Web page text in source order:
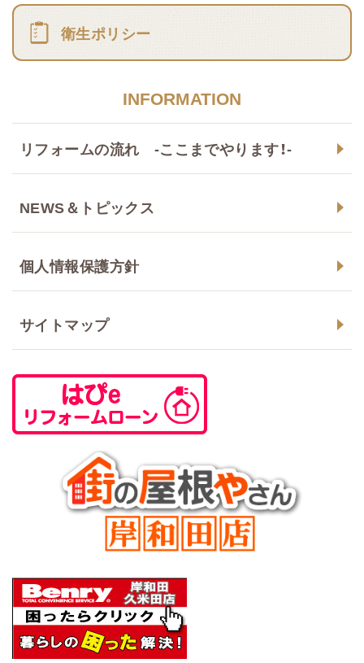
衛生ポリシー
INFORMATION
リフォームの流れ -ここまでやります！-
NEWS＆トピックス
個人情報保護方針
サイトマップ